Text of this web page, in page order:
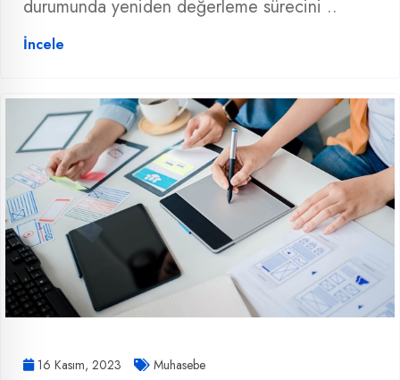
durumunda yeniden değerleme sürecini ..
İncele
16 Kasım, 2023 Muhasebe